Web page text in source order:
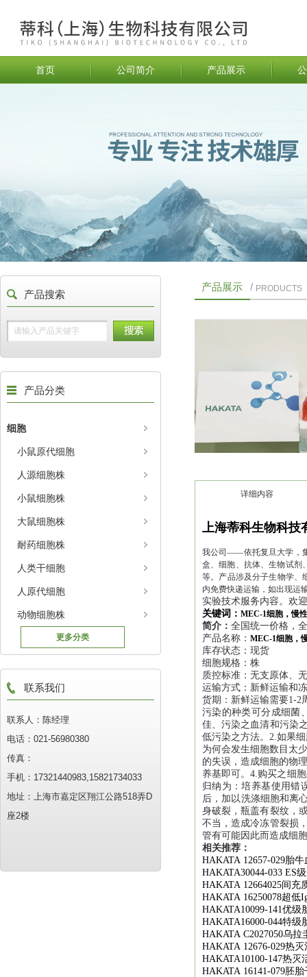
首页 公司简介 产品展示
产品搜索
产品分类
细胞
小鼠原代细胞
人源细胞株
小鼠细胞株
大鼠细胞株
耐药细胞株
人类干细胞
人原代细胞
动物细胞株
更多分类
联系我们
联系人：陈经理
电话：021-56980380
传真：
手机：17321440983,15821734033
地址：上海市嘉定区翔江公路518弄D
座2楼
产品展示 / PRODUCTS
详细内容
上海蒂科生物科技
我公司——依托复旦大学，
盒、细胞、抗体、生物试剂
等。产品涉及分子生物学、
内免费快递运输，如出现运
实验技术服务内容。欢
关键词： MEC-1细胞，慢
简介： 全国统一价格，
产品名称： MEC-1细胞，
库存状态：现货
细胞规格：株
质控标准：无支原体、
运输方式：新鲜运输和
货期：新鲜运输需要1-2
污染的种类可分成细菌
佳、污染之血清和污染
低污染之方法。2.如果
为何会发生细胞数目太
的失误，造成细胞的物
养基即可。4.购买之细
归纳为：培养基使用错
后，加以洗涤细胞和离
身破裂，瓶盖有裂纹，
不当，造成冷冻管裂损
管有可能因此而造成细
相关推荐：
HAKATA 12657-029胎牛
HAKATA30044-033 ES
HAKATA 12664025间充
HAKATA 16250078超低
HAKATA10099-141优级
HAKATA16000-044特级
HAKATA C2027050乌拉
HAKATA 12676-029热灭
HAKATA10100-147热灭
HAKATA 16141-079胚胎